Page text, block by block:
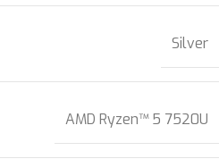
Silver
AMD Ryzen™ 5 7520U